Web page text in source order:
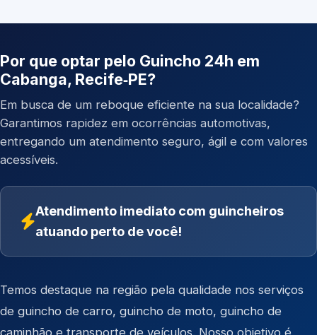
Por que optar pelo Guincho 24h em
Cabanga, Recife‑PE?
Em busca de um reboque eficiente na sua localidade?
Garantimos rapidez em ocorrências automotivas,
entregando um atendimento seguro, ágil e com valores
acessíveis.
Atendimento imediato com guincheiros
atuando perto de você!
Temos destaque na região pela qualidade nos serviços
de guincho de carro, guincho de moto, guincho de
caminhão e transporte de veículos . Nosso objetivo é